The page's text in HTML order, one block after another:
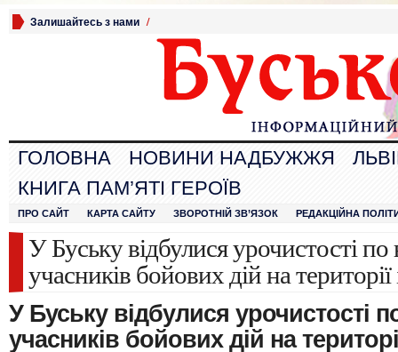
Залишайтесь з нами /
ГОЛОВНА НОВИНИ НАДБУЖЖЯ
КНИГА ПАМ’ЯТІ ГЕРОЇВ
ПРО САЙТ КАРТА САЙТУ ЗВОРОТНІЙ ЗВ’ЯЗОК РЕДАКЦІЙНА
У Буську відбулися урочистості
учасників бойових дій на
У Буську відбулися урочистості
учасників бойових дій на